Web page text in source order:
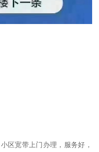
区宽带上门办理，服务好，